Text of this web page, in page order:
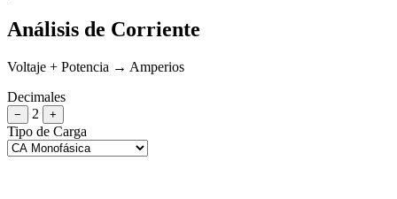
Análisis de Corriente
Voltaje + Potencia → Amperios
Decimales
− 2 +
Tipo de Carga